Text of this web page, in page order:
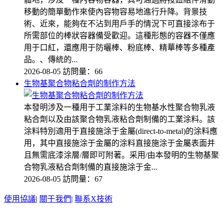
移動的簡單動作來使內容物容易地進行升降。背景技
術、近來，能夠在不沾到用戶手的情況下可直接涂布于
所需部位的棒狀容器備受歡迎。這種形態的容器不僅應
用于口紅，還應用于防曬棒、粉底棒、精華棒等多種產
品。、傳統的...
2026-08-05 訪問量：66
生物基聚合物粘合劑的制作方法
本發明涉及一種用于工業涂料的生物基水性聚合物乳液
粘合劑以及由該聚合物乳液粘合劑制備的工業涂料。該
涂料特別適用于直接施涂于金屬(direct-to-metal)的涂料應
用，其中直接施涂于金屬的涂料直接施涂于金屬表面并
且無需底漆涂層/層即可附著。采用/由本發明的生物基聚
合物乳液粘合劑制備的直接施涂于金...
2026-08-05 訪問量：67
使用協議| 關于我們| 聯系X技術